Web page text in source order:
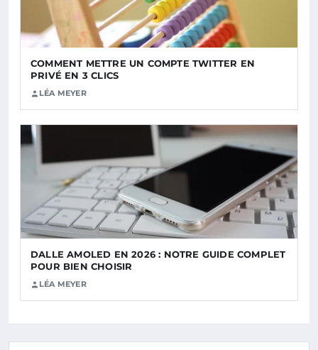
COMMENT METTRE UN COMPTE TWITTER EN
PRIVÉ EN 3 CLICS
LÉA MEYER
DALLE AMOLED EN 2026 : NOTRE GUIDE COMPLET
POUR BIEN CHOISIR
LÉA MEYER